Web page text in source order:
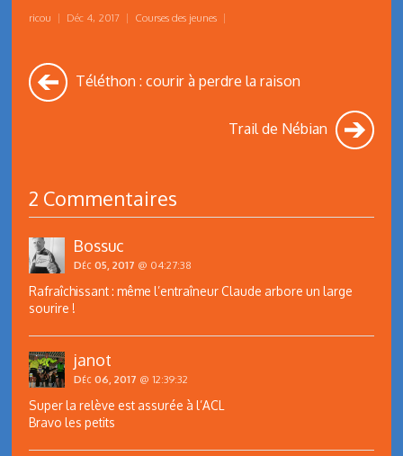
ricou | Déc 4, 2017 | Courses des jeunes |
Téléthon : courir à perdre la raison
Trail de Nébian
2 Commentaires
Bossuc
Déc 05, 2017 @ 04:27:38
Rafraîchissant : même l’entraîneur Claude arbore un large
sourire !
janot
Déc 06, 2017 @ 12:39:32
Super la relève est assurée à l’ACL
Bravo les petits